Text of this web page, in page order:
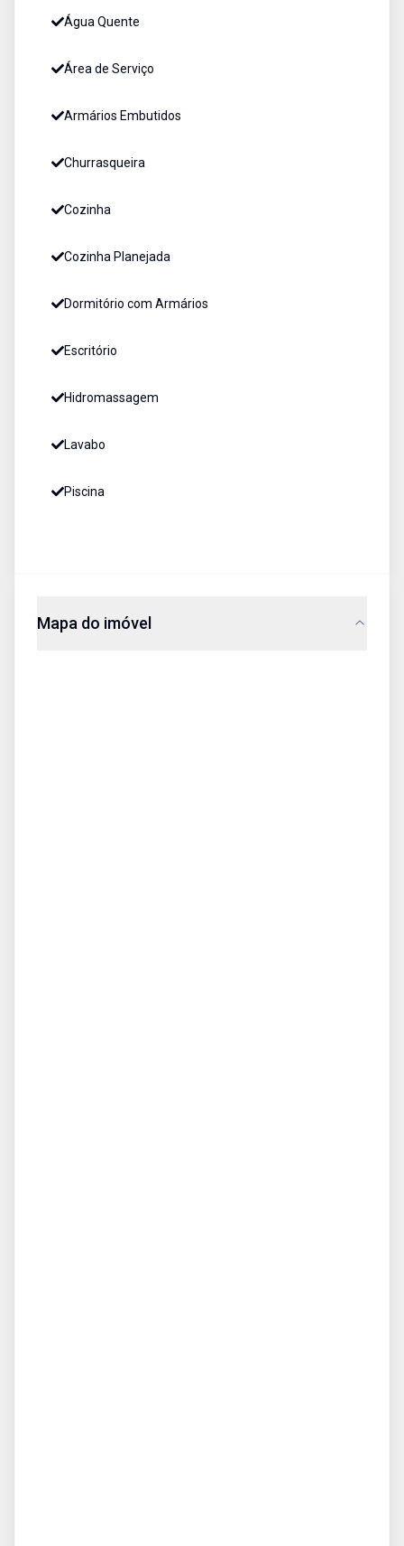
Água Quente
Área de Serviço
Armários Embutidos
Churrasqueira
Cozinha
Cozinha Planejada
Dormitório com Armários
Escritório
Hidromassagem
Lavabo
Piscina
Mapa do imóvel